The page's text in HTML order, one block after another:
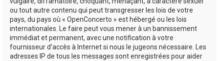
ou tout autre contenu qui peut transgresser les lois de votre
pays, du pays où « OpenConcerto » est hébergé ou les lois
internationales. Le faire peut vous mener à un bannissement
immédiat et permanent, avec une notification à votre
fournisseur d’accès à Internet si nous le jugeons nécessaire. Les
adresses IP de tous les messages sont enregistrées pour aider